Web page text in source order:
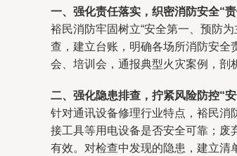
一、强化责任落实，织密消防安全“
裕民消防牢固树立“安全第一、预防
查，建立台账，明确各场所消防安全
会、培训会，通报典型火灾案例，剖
二、强化隐患排查，拧紧风险防控“
针对通讯设备修理行业特点，裕民消
接工具等用电设备是否安全可靠；废
有效。对检查中发现的隐患，建立清